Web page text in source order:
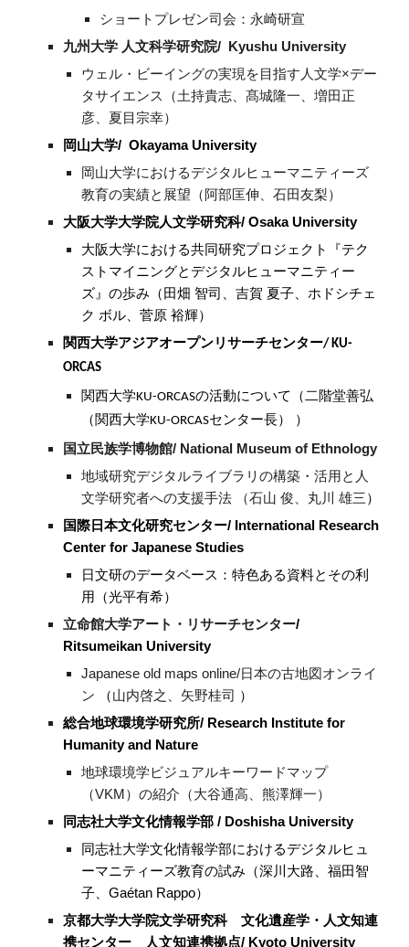
ショートプレゼン司会：永崎研宣
九州大学 人文科学研究院/ Kyushu University
ウェル・ビーイングの実現を目指す人文学×デー
タサイエンス（土持貴志、髙城隆一、増田正
彦、夏目宗幸）
岡山大学/ Okayama University
岡山大学におけるデジタルヒューマニティーズ
教育の実績と展望（阿部匡伸、石田友梨）
大阪大学大学院人文学研究科/ Osaka University
大阪大学における共同研究プロジェクト『テク
ストマイニングとデジタルヒューマニティー
ズ』の歩み（田畑 智司、吉賀 夏子、ホドシチェ
ク ボル、菅原 裕輝）
関西大学アジアオープンリサーチセンター/ KU-
ORCAS
関西大学KU-ORCASの活動について （二階堂善弘
（関西大学KU-ORCASセンター長）
）
国立民族学博物館/ National Museum of Ethnology
地域研究デジタルライブラリの構築・活用と人
文学研究者への支援手法
（石山 俊、丸川 雄三）
国際日本文化研究センター/ International Research
Center for Japanese Studies
日文研のデータベース：特色ある資料とその利
用（光平有希）
立命館大学アート・リサーチセンター/
Ritsumeikan University
Japanese old maps online/日本の古地図オンライ
ン （山内啓之、矢野桂司
）
総合地球環境学研究所/ Research Institute for
Humanity and Nature
地球環境学ビジュアルキーワードマップ
（VKM）の紹介（大谷通高、熊澤輝一）
同志社大学文化情報学部 / Doshisha University
同志社大学文化情報学部におけるデジタルヒュ
ーマニティーズ教育の試み（深川大路、福田智
子、Gaétan Rappo）
京都大学大学院文学研究科 文化遺産学・人文知連
携センター 人文知連携拠点/ Kyoto University